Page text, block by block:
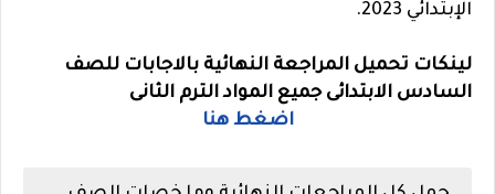
الإبتدائي 2023.
لينكات تحميل المراجعة النهائية بالاجابات للصف
السادس الابتدائى جميع المواد الترم الثانى
اضغط هنا